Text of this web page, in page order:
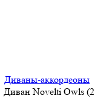
Диваны-аккордеоны
Диван Novelti Owls (2